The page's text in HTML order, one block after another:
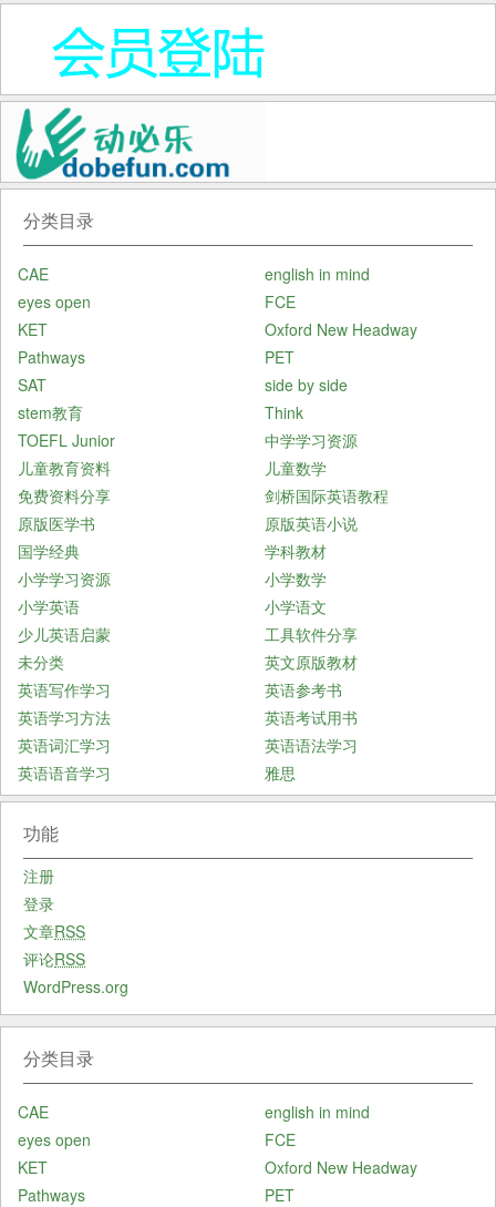
分类目录
CAE
english in mind
eyes open
FCE
KET
Oxford New Headway
Pathways
PET
SAT
side by side
stem教育
Think
TOEFL Junior
中学学习资源
儿童教育资料
儿童数学
免费资料分享
剑桥国际英语教程
原版医学书
原版英语小说
国学经典
学科教材
小学学习资源
小学数学
小学英语
小学语文
少儿英语启蒙
工具软件分享
未分类
英文原版教材
英语写作学习
英语参考书
英语学习方法
英语考试用书
英语词汇学习
英语语法学习
英语语音学习
雅思
功能
注册
登录
文章RSS
评论RSS
WordPress.org
分类目录
CAE
english in mind
eyes open
FCE
KET
Oxford New Headway
Pathways
PET